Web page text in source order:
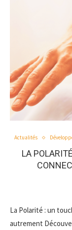
Actualités
LA
La Polarité : un
autrement